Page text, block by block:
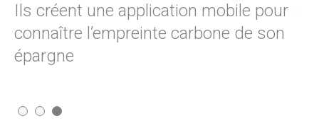
Biographe hospitalier : une thérapie
contre la maladie
Comment aider les restaurateurs et les
agriculteurs bio cet été?
Ils créent une application mobile pour
connaître l’empreinte carbone de son
épargne